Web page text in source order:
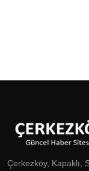
Çerkezköy, Kapaklı,